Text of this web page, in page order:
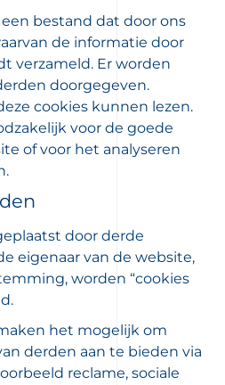
bestand dat door ons
de informatie door
verzameld. Er worden
doorgegeven.
cookies kunnen lezen.
voor de goede
of voor het analyseren
door derde
eigenaar van de website,
worden “cookies
het mogelijk om
derden aan te bieden via
reclame, sociale